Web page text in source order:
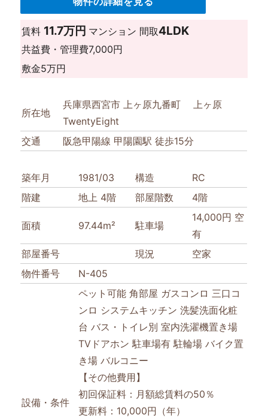
賃料 11.7万円 マンション 間取4LDK
共益費・管理費7,000円
敷金5万円
所在地
兵庫県西宮市 上ヶ原九番町 上ヶ原
TwentyEight
交通
阪急甲陽線 甲陽園駅 徒歩15分
築年月 1981/03 構造
RC
階建
地上 4階 部屋階数 4階
面積 97.44m² 駐車場
14,000円 空
有
部屋番号
現況
空家
物件番号
N-405
設備・条件
ペット可能 角部屋 ガスコンロ 三口コ
ンロ システムキッチン 洗髪洗面化粧
台 バス・トイレ別 室内洗濯機置き場
TVドアホン 駐車場有 駐輪場 バイク置
き場 バルコニー
【その他費用】
初回保証料：月額総賃料の50％
更新料：10,000円（年）